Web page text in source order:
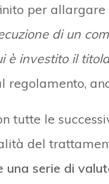
per
di un
è investito il
regolamento,
tutte le
del
una serie di